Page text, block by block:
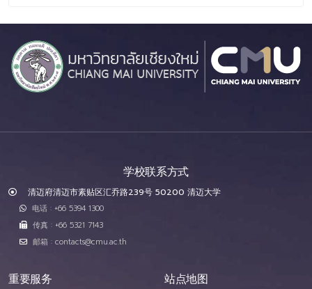
学校联系方式
清迈府清迈市素贴区汇乔路239号 50200 清迈大学
电话 : +66 5394 1300
传真 : +66 5321 7143
邮箱 : contacts@cmu.ac.th
重要服务 站点地图